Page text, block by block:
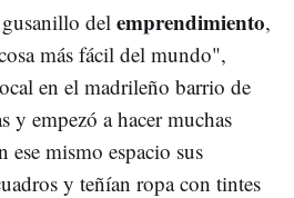
del emprendimiento,
más fácil del mundo",
en el madrileño barrio de
y empezó a hacer muchas
ese mismo espacio sus
y teñían ropa con tintes